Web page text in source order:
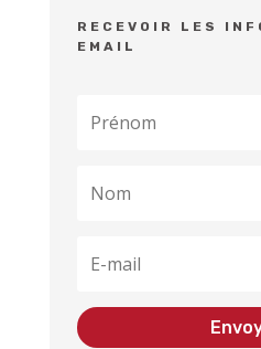
RECEVOIR LES
EMAIL